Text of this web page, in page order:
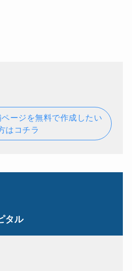
ージを無料で作成したい
はコチラ
タル